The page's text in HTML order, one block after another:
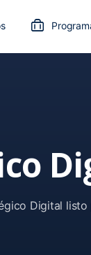
Digital listo